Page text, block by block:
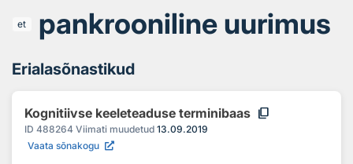
et pankrooniline uurimus
Erialasõnastikud
Kognitiivse keeleteaduse terminibaas content_copy
ID 488264 Viimati muudetud 13.09.2019
Vaata sõnakogu